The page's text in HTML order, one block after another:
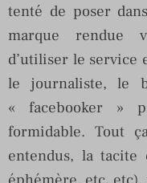
tenté de poser
marque rendue
d’utiliser le service
le journaliste, le
« facebooker »
formidable. Tout
entendus, la tacite